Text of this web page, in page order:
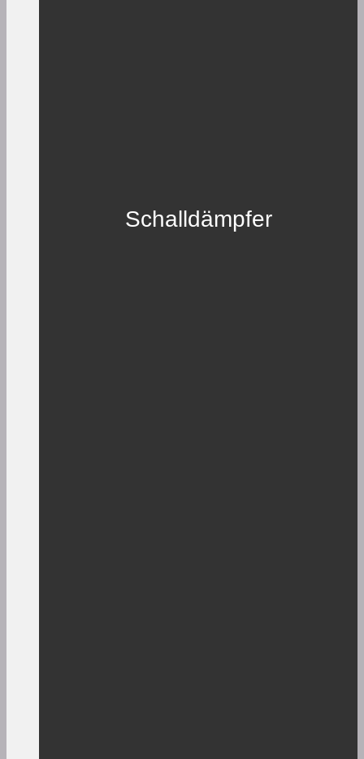
Schalldämpfer